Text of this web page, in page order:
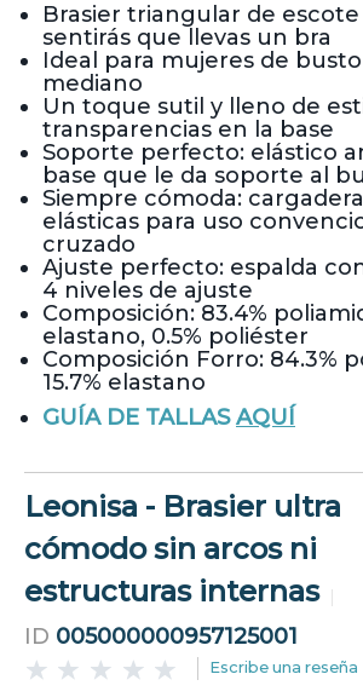
Brasier triangular de
sentirás que llevas un bra
Ideal para mujeres de
mediano
Un toque sutil y lleno de
transparencias en la base
Soporte perfecto: elástico
base que le da soporte al
Siempre cómoda:
elásticas para uso
cruzado
Ajuste perfecto: espalda
4 niveles de ajuste
Composición: 83.4%
elastano, 0.5% poliéster
Composición Forro: 84.3%
15.7% elastano
GUÍA DE TALLASAQUÍ
Leonisa - Brasier ultra
cómodo sin arcos ni
estructuras internas
ID 005000000957125001
Escribe una reseña